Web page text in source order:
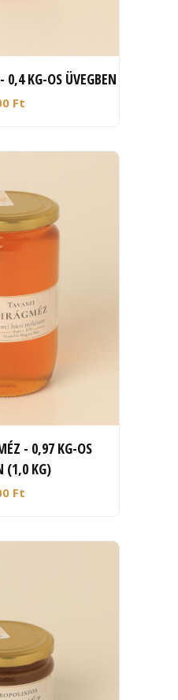
KG-OS ÜVEGBEN
Ft
- 0,97 KG-OS
(1,0 KG)
Ft